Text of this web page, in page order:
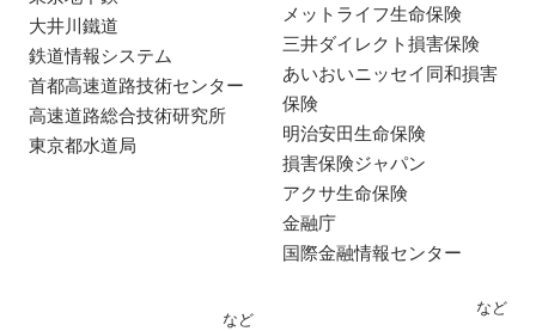
大井川鐵道
鉄道情報システム
首都高速道路技術センター
高速道路総合技術研究所
東京都水道局
など
メットライフ生命保険
三井ダイレクト損害保険
あいおいニッセイ同和損害
保険
明治安田生命保険
損害保険ジャパン
アクサ生命保険
金融庁
国際金融情報センター
など